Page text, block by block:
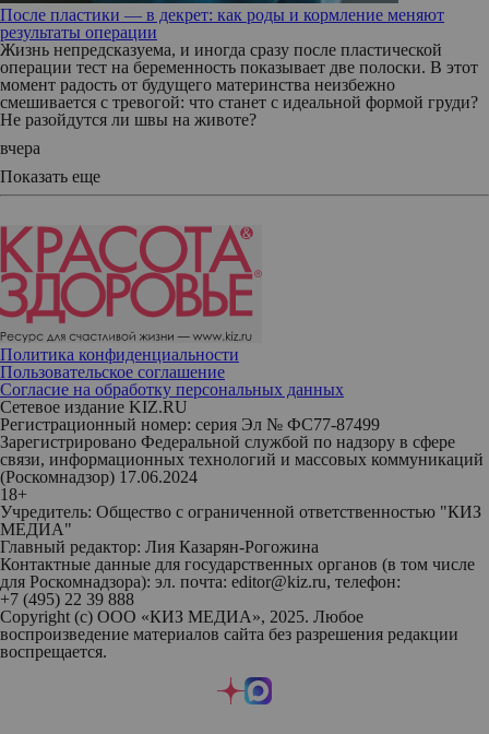
После пластики — в декрет: как роды и кормление меняют
результаты операции
Жизнь непредсказуема, и иногда сразу после пластической
операции тест на беременность показывает две полоски. В этот
момент радость от будущего материнства неизбежно
смешивается с тревогой: что станет с идеальной формой груди?
Не разойдутся ли швы на животе?
вчера
Показать еще
Политика конфиденциальности
Пользовательское соглашение
Согласие на обработку персональных данных
Сетевое издание KIZ.RU
Регистрационный номер: серия Эл № ФС77-87499
Зарегистрировано Федеральной службой по надзору в сфере
связи, информационных технологий и массовых коммуникаций
(Роскомнадзор) 17.06.2024
18+
Учредитель: Общество с ограниченной ответственностью "КИЗ
МЕДИА"
Главный редактор: Лия Казарян-Рогожина
Контактные данные для государственных органов (в том числе
для Роскомнадзора): эл. почта: editor@kiz.ru, телефон:
+7 (495) 22 39 888
Copyright (с) ООО «КИЗ МЕДИА», 2025. Любое
воспроизведение материалов сайта без разрешения редакции
воспрещается.